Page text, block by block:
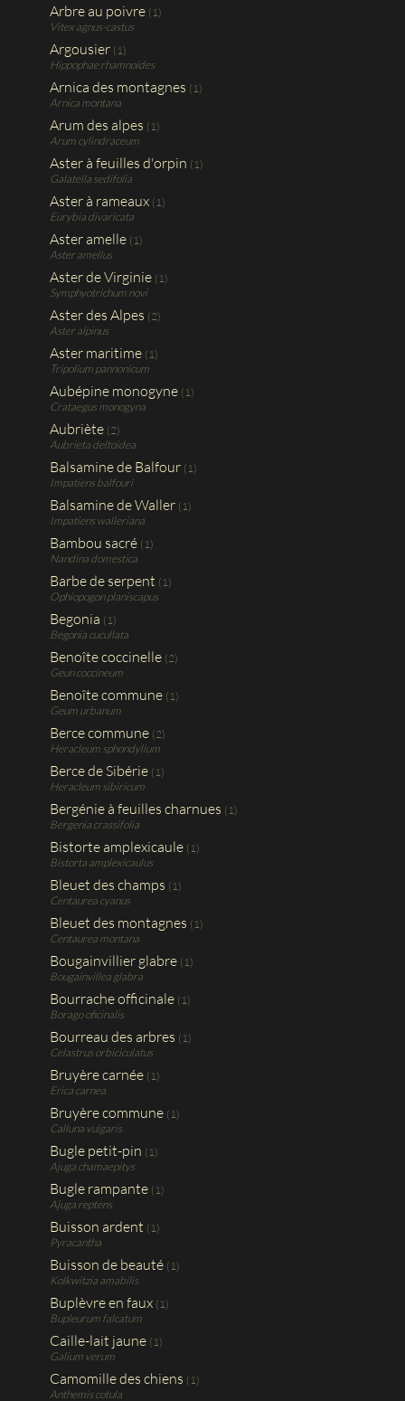
Arbre au poivre (1)
Vitex agnus-castus
Argousier (1)
Hippophae rhamnoides
Arnica des montagnes (1)
Arnica montana
Arum des alpes (1)
Arum cylindraceum
Aster à feuilles d'orpin (1)
Galatella sedifolia
Aster à rameaux (1)
Eurybia divaricata
Aster amelle (1)
Aster amellus
Aster de Virginie (1)
Symphyotrichum novi
Aster des Alpes (2)
Aster alpinus
Aster maritime (1)
Tripolium pannonicum
Aubépine monogyne (1)
Crataegus monogyna
Aubriète (2)
Aubrieta deltoidea
Balsamine de Balfour (1)
Impatiens balfouri
Balsamine de Waller (1)
Impatiens walleriana
Bambou sacré (1)
Nandina domestica
Barbe de serpent (1)
Ophiopogon planiscapus
Begonia (1)
Begonia cucullata
Benoîte coccinelle (2)
Geun coccineum
Benoîte commune (1)
Geum urbanum
Berce commune (2)
Heracleum sphondylium
Berce de Sibérie (1)
Heracleum sibiricum
Bergénie à feuilles charnues (1)
Bergenia crassifolia
Bistorte amplexicaule (1)
Bistorta amplexicaulus
Bleuet des champs (1)
Centaurea cyanus
Bleuet des montagnes (1)
Centaurea montana
Bougainvillier glabre (1)
Bougainvillea glabra
Bourrache officinale (1)
Borago oficinalis
Bourreau des arbres (1)
Celastrus orbiciculatus
Bruyère carnée (1)
Erica carnea
Bruyère commune (1)
Calluna vulgaris
Bugle petit-pin (1)
Ajuga chamaepitys
Bugle rampante (1)
Ajuga reptens
Buisson ardent (1)
Pyracantha
Buisson de beauté (1)
Kolkwitzia amabilis
Buplèvre en faux (1)
Bupleurum falcatum
Caille-lait jaune (1)
Galium verum
Camomille des chiens (1)
Anthemis cotula